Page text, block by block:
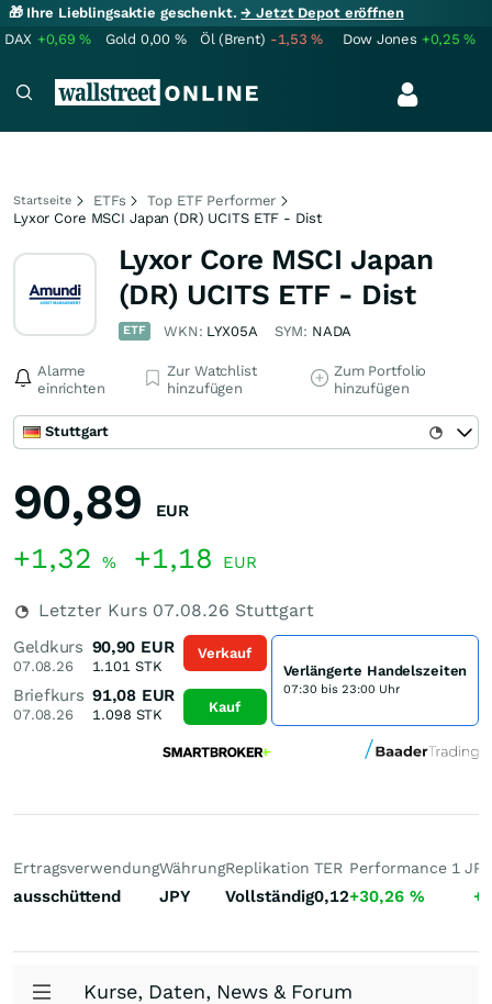
🎁 Ihre Lieblingsaktie geschenkt.→ Jetzt Depot eröffnen
DAX +0,69% Gold 0,00 % Öl (Brent) -1,53% Dow Jones +0,25%
Startseite ETFs
Top ETF Performer
Lyxor Core MSCI Japan (DR) UCITS ETF - Dist
Lyxor Core MSCI Japan
(DR) UCITS ETF - Dist
ETF WKN: LYX05A SYM: NADA
Alarme
einrichten
Zur Watchlist
hinzufügen
Zum Portfolio
hinzufügen
Stuttgart
90,89 EUR
+1,32 % +1,18 EUR
Letzter Kurs 07.08.26 Stuttgart
Geldkurs
07.08.26
90,90 EUR
1.101 STK
Briefkurs
07.08.26
91,08 EUR
1.098 STK
Verkauf
Kauf
Verlängerte Handelszeiten
07:30 bis 23:00 Uhr
Ertragsverwendung
ausschüttend
Währung
JPY
Replikation
Vollständig
TER
0,12
Performance 1 J
+30,26 %
Kurse, Daten, News & Forum